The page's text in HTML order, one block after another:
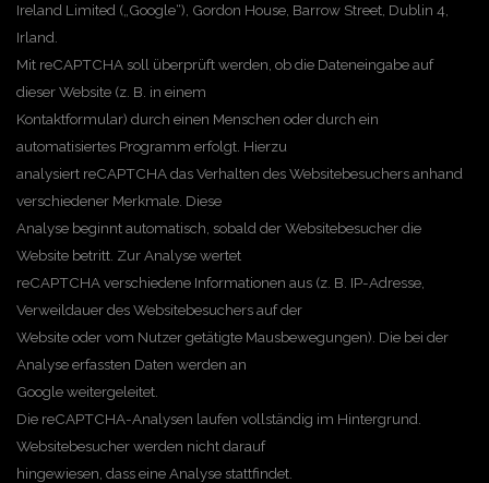
Ireland Limited („Google“), Gordon House, Barrow Street, Dublin 4,
Irland.
Mit reCAPTCHA soll überprüft werden, ob die Dateneingabe auf
dieser Website (z. B. in einem
Kontaktformular) durch einen Menschen oder durch ein
automatisiertes Programm erfolgt. Hierzu
analysiert reCAPTCHA das Verhalten des Websitebesuchers anhand
verschiedener Merkmale. Diese
Analyse beginnt automatisch, sobald der Websitebesucher die
Website betritt. Zur Analyse wertet
reCAPTCHA verschiedene Informationen aus (z. B. IP-Adresse,
Verweildauer des Websitebesuchers auf der
Website oder vom Nutzer getätigte Mausbewegungen). Die bei der
Analyse erfassten Daten werden an
Google weitergeleitet.
Die reCAPTCHA-Analysen laufen vollständig im Hintergrund.
Websitebesucher werden nicht darauf
hingewiesen, dass eine Analyse stattfindet.